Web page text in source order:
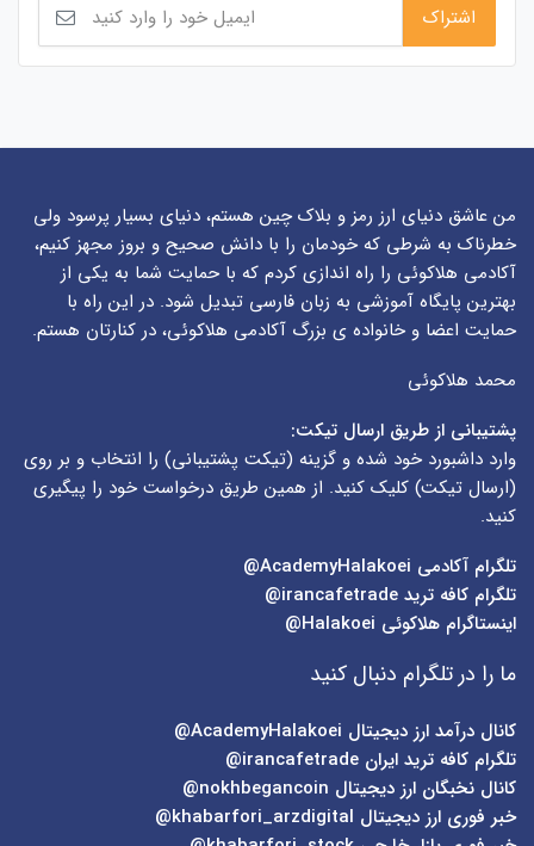
من عاشق دنیای ارز رمز و بلاک چین هستم، دنیای بسیار پرسود ولی
خطرناک به شرطی که خودمان را با دانش صحیح و بروز مجهز کنیم،
آکادمی هلاکوئی را راه اندازی کردم که با حمایت شما به یکی از
بهترین پایگاه آموزشی به زبان فارسی تبدیل شود. در این راه با
حمایت اعضا و خانواده ی بزرگ آکادمی هلاکوئی، در کنارتان هستم.
محمد هلاکوئی
پشتیبانی از طریق ارسال تیکت:
وارد داشبورد خود شده و گزینه (تیکت پشتیبانی) را انتخاب و بر روی
(ارسال تیکت) کلیک کنید. از همین طریق درخواست خود را پیگیری
کنید.
تلگرام آکادمی
تلگرام کافه ترید irancafetrade@
اینستاگرام هلاکوئی Halakoei@
ما را در تلگرام دنبال کنید
کانال درآمد ارز دیجیتال AcademyHalakoei@
تلگرام کافه ترید ایران irancafetrade@
کانال نخبگان ارز دیجیتال nokhbegancoin@
خبر فوری ارز دیجیتال khabarfori_arzdigital@